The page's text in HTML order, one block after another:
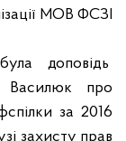
МОВ ФСЗІ
доповідь
Василюк про
за 2016
захисту прав